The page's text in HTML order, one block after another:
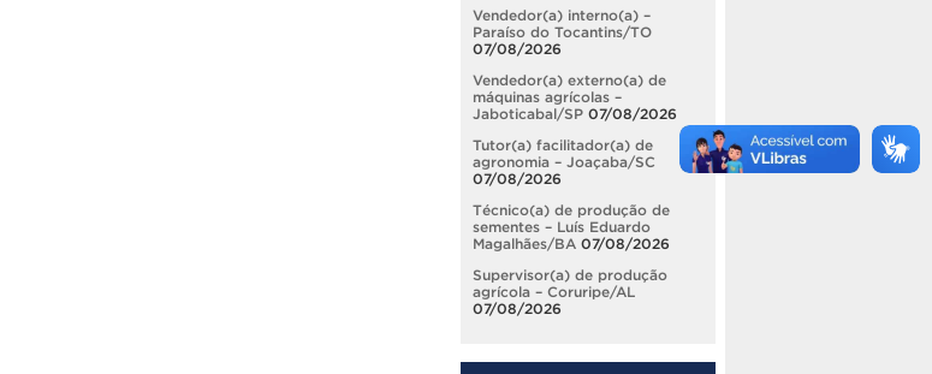
Vendedor(a) interno(a) –
Paraíso do Tocantins/TO
07/08/2026
Vendedor(a) externo(a) de
máquinas agrícolas –
Jaboticabal/SP 07/08/2026
Tutor(a) facilitador(a) de
agronomia – Joaçaba/SC
07/08/2026
Técnico(a) de produção de
sementes – Luís Eduardo
Magalhães/BA 07/08/2026
Supervisor(a) de produção
agrícola – Coruripe/AL
07/08/2026